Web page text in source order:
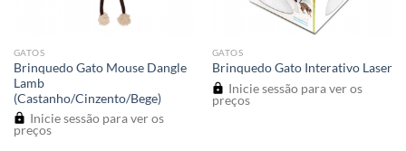
GATOS
Brinquedo Gato Mouse Dangle
Lamb
(Castanho/Cinzento/Bege)
Inicie sessão para ver os
preços
GATOS
Brinquedo Gato Interativo Laser
Inicie sessão para ver os
preços